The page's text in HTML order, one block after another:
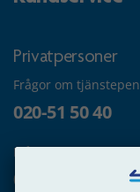
Privatpersoner
Frågor om
020-51 50 40
Frågor om
020-65 00 65